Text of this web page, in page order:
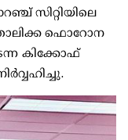
സിറ്റിയിലെ
ഫൊറോന
കിക്കോഫ്